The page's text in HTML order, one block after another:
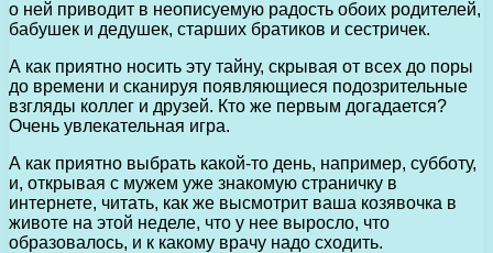
о ней приводит в неописуемую радость обоих родителей,
бабушек и дедушек, старших братиков и сестричек.
А как приятно носить эту тайну, скрывая от всех до поры
до времени и сканируя появляющиеся подозрительные
взгляды коллег и друзей. Кто же первым догадается?
Очень увлекательная игра.
А как приятно выбрать какой-то день, например, субботу,
и, открывая с мужем уже знакомую страничку в
интернете, читать, как же высмотрит ваша козявочка в
животе на этой неделе, что у нее выросло, что
образовалось, и к какому врачу надо сходить.